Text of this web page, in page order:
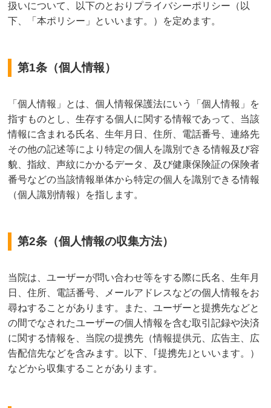
扱いについて、以下のとおりプライバシーポリシー（以
下、「本ポリシー」といいます。）を定めます。
第1条（個人情報）
「個人情報」とは、個人情報保護法にいう「個人情報」を
指すものとし、生存する個人に関する情報であって、当該
情報に含まれる氏名、生年月日、住所、電話番号、連絡先
その他の記述等により特定の個人を識別できる情報及び容
貌、指紋、声紋にかかるデータ、及び健康保険証の保険者
番号などの当該情報単体から特定の個人を識別できる情報
（個人識別情報）を指します。
第2条（個人情報の収集方法）
当院は、ユーザーが問い合わせ等をする際に氏名、生年月
日、住所、電話番号、メールアドレスなどの個人情報をお
尋ねすることがあります。また、ユーザーと提携先などと
の間でなされたユーザーの個人情報を含む取引記録や決済
に関する情報を、当院の提携先（情報提供元、広告主、広
告配信先などを含みます。以下、｢提携先｣といいます。）
などから収集することがあります。